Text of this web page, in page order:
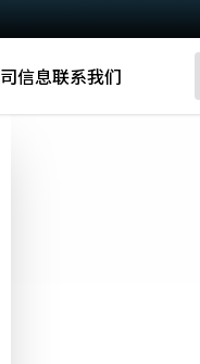
信息联系我们